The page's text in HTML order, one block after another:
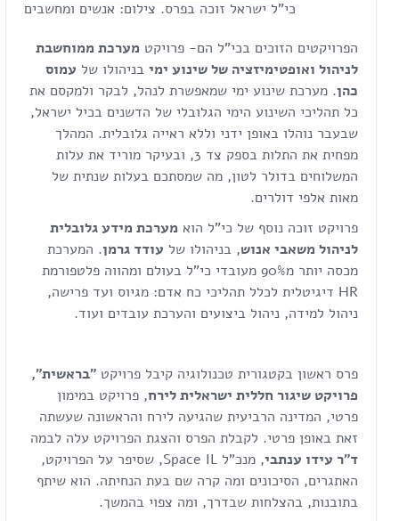
כי"ל ישראל זוכה בפרס. צילום: אנשים ומחשבים
הפרויקטים הזוכים בכי"ל הם- פרויקט מערכת ממוחשבת
לניהול ואופטימיזציה של שינוע ימי בניהולו של עמוס
כהן. מערכת שינוע ימי שמאפשרת לנהל, לבקר ולמקסם את
כל תהליכי השינוע הימי הגלובלי של הדשנים בכיל ישראל,
שבעבר נוהלו באופן ידני וללא ראייה גלובלית. המהלך
מפחית את התלות בספק צד 3, ובעיקר מוריד את עלות
המשלוחים בדולר לטון, מה שמסתכם בעלות שנתית של
מאות אלפי דולרים.
פרויקט זוכה נוסף של כי"ל הוא מערכת מידע גלובלית
לניהול משאבי אנוש, בניהולו של עודד גרמן. המערכת
מכסה יותר מ90% מעובדי כי"ל בעולם ומהווה פלטפורמת
HR דיגיטלית לכלל תהליכי כח אדם: מגיוס ועד פרישה,
ניהול למידה, ניהול ביצועים והערכת עובדים ועוד.
פרס ראשון בקטגורית טכנולוגיה קיבל פרויקט "בראשית",
פרויקט שיגור חללית ישראלית לירח, פרויקט במימון
פרטי, המדינה הרביעית שהגיעה לירח והראשונה שעשתה
זאת באופן פרטי. לקבלת הפרס והצגת הפרויקט עלה לבמה
ד"ר עידו ענתבי
, מנכ"ל Space IL, שסיפר על הפרויקט,
האתגרים, הסיכונים ומה קרה שם בעת הנחיתה. הוא שיתף
בתובנות, בהצלחות שבדרך, ומה צפוי בהמשך.